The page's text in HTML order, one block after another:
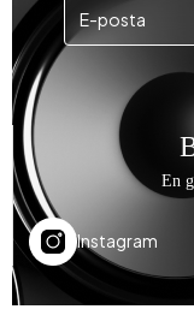
En
Instagram